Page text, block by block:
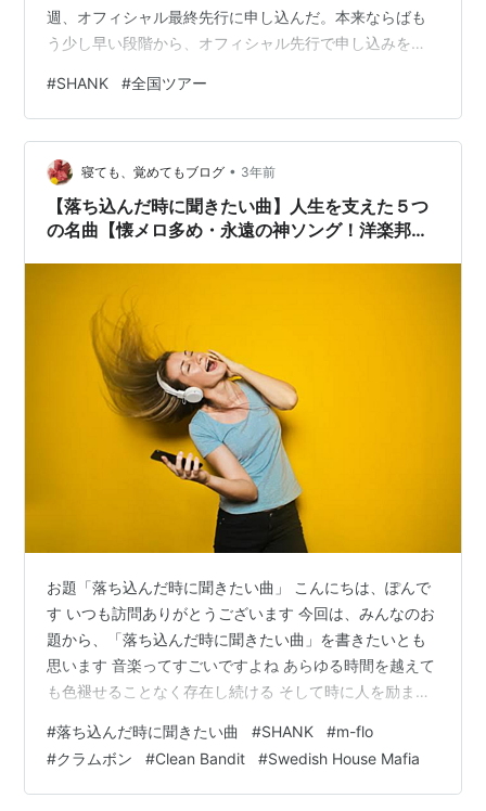
週、オフィシャル最終先行に申し込んだ。本来ならばも
う少し早い段階から、オフィシャル先行で申し込みをし
なかった。ライヴハウスがあまり広くない所での公演の
為、望みは薄いが一般販売を申し込もうと思っていた。
だが、思いも虚しく新潟はソールドアウトした。
GOLDEN PIGS RED STAGEの収容人数はさほど広くはな
い為、覚悟していた事とは言えやはり…
#SHANK #全国ツアー
寝ても、覚めてもブログ • 3年前
【落ち込んだ時に聞きたい曲】人生を支えた５つ
の名曲【懐メロ多め・永遠の神ソング！洋楽邦楽
お題「落ち込んだ時に聞きたい曲」 こんにちは、ぽんで
す いつも訪問ありがとうございます 今回は、みんなのお
題から、「落ち込んだ時に聞きたい曲」を書きたいとも
思います 音楽ってすごいですよね あらゆる時間を越えて
も色褪せることなく存在し続ける そして時に人を励ま
や言葉の集まりのはずなのに、その力は留まることを知
らずに、国境を越えて世界中に愛されていまよね この記
事でご紹介する珠玉の五曲は、私の青春時代から輝いて
#落ち込んだ時に聞きたい曲 #SHANK #m-flo
#クラムボン #Clean Bandit #Swedish House Mafia